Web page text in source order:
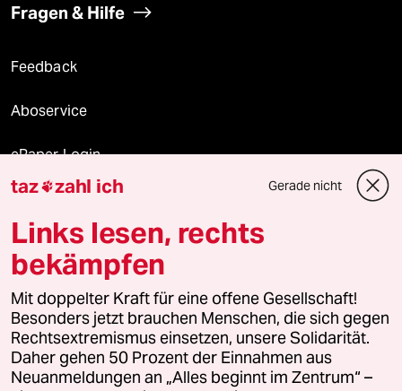
Fragen & Hilfe
Feedback
Aboservice
ePaper Login
Downloads für Abonnierende
© 2026 taz Verlags und Vertriebs GmbH
Alle Rechte vorbehalten. Bei rechtlichen Fragen oder für Genehmigungen
wenden Sie sich bitte an
lizenzen@taz.de
Feedback Redaktionsstatut Kommune-Richtlinien
taz zahl ich Gerade nicht
Links lesen, rechts
bekämpfen
Mit doppelter Kraft für eine offene Gesellschaft!
Besonders jetzt brauchen Menschen, die sich gegen
Rechtsextremismus einsetzen, unsere Solidarität.
Daher gehen 50 Prozent der Einnahmen aus
Neuanmeldungen an „Alles beginnt im Zentrum“ –